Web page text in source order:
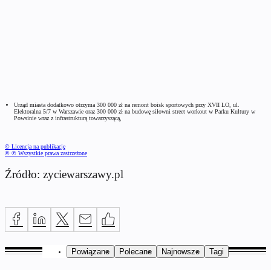
Urząd miasta dodatkowo otrzyma 300 000 zł na remont boisk sportowych przy XVII LO, ul.
Elektoralna 5/7 w Warszawie oraz 300 000 zł na budowę siłowni street workout w Parku Kultury w
Powsinie wraz z infrastrukturą towarzyszącą,
© Licencja na publikację
© ℗ Wszystkie prawa zastrzeżone
Źródło: zyciewarszawy.pl
Powiązane Polecane Najnowsze Tagi